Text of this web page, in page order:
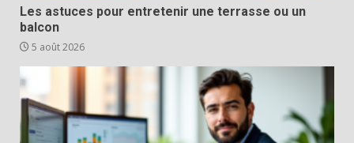
Les astuces pour entretenir une terrasse ou un
balcon
5 août 2026